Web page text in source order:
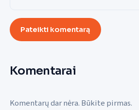
Pateikti komentarą
Komentarai
Komentarų dar nėra. Būkite pirmas.